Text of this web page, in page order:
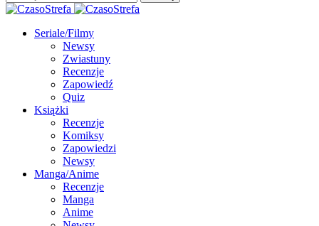
Seriale/Filmy
Newsy
Zwiastuny
Recenzje
Zapowiedź
Quiz
Książki
Recenzje
Komiksy
Zapowiedzi
Newsy
Manga/Anime
Recenzje
Manga
Anime